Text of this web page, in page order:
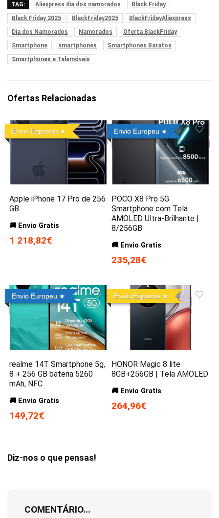
TAG: Aliexpress dia dos namorados
Black Friday
Black Friday 2025
BlackFriday2025
BlackFridayAliexpress
Dia dos Namorados
Namorados
Oferta BlackFriday
Smartphone
smartphones
Smartphones Baratos
Smartphones e Telemóveis
Ofertas Relacionadas
Envio Espanha
Apple iPhone 17 Pro de 256
GB
🚚 Envio Gratis
1 218,82€
Envio Europeu
POCO X8 Pro 5G
Smartphone com Tela
AMOLED Ultra-Brilhante |
8/256GB
🚚 Envio Gratis
235,28€
Envio Europeu
realme 14T Smartphone 5g,
8 + 256 GB bateria 5260
mAh, NFC
🚚 Envio Gratis
149,72€
Envio Espanha
HONOR Magic 8 lite
8GB+256GB | Tela AMOLED
🚚 Envio Gratis
264,96€
Diz-nos o que pensas!
COMENTÁRIO...